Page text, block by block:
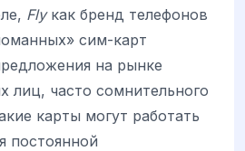
Flyкак бренд телефонов
сим-карт
на рынке
лиц, часто сомнительного
карты могут работать
постоянной